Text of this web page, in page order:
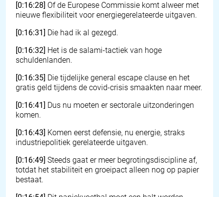
[0:16:28] Of de Europese Commissie komt alweer met
nieuwe flexibiliteit voor energiegerelateerde uitgaven.
[0:16:31] Die had ik al gezegd.
[0:16:32] Het is de salami-tactiek van hoge
schuldenlanden.
[0:16:35] Die tijdelijke general escape clause en het
gratis geld tijdens de covid-crisis smaakten naar meer.
[0:16:41] Dus nu moeten er sectorale uitzonderingen
komen.
[0:16:43] Komen eerst defensie, nu energie, straks
industriepolitiek gerelateerde uitgaven.
[0:16:49] Steeds gaat er meer begrotingsdiscipline af,
totdat het stabiliteit en groeipact alleen nog op papier
bestaat.